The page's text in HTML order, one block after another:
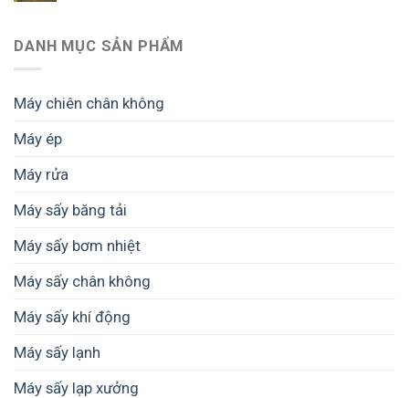
DANH MỤC SẢN PHẨM
Máy chiên chân không
Máy ép
Máy rửa
Máy sấy băng tải
Máy sấy bơm nhiệt
Máy sấy chân không
Máy sấy khí động
Máy sấy lạnh
Máy sấy lạp xưởng